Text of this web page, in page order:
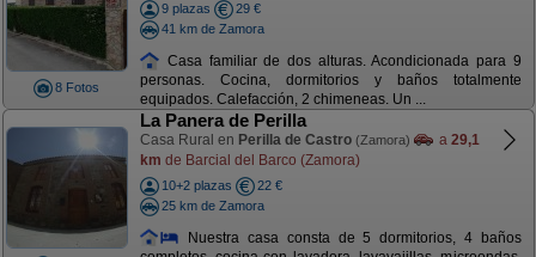
8 Fotos
9 plazas
29 €
41 km de Zamora
Casa familiar de dos alturas. Acondicionada para 9
personas. Cocina, dormitorios y baños totalmente
equipados. Calefacción, 2 chimeneas. Un ...
La Panera de Perilla
Casa Rural en Perilla de Castro (Zamora) a 29,1
km de Barcial del Barco (Zamora)
10+2 plazas
22 €
25 km de Zamora
Nuestra casa consta de 5 dormitorios, 4 baños